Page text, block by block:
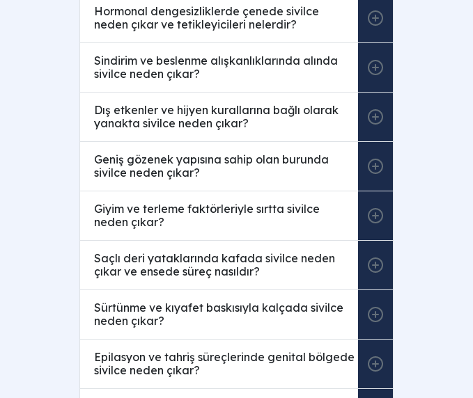
Hormonal dengesizliklerde çenede sivilce
neden çıkar ve tetikleyicileri nelerdir?
Sindirim ve beslenme alışkanlıklarında alında
sivilce neden çıkar?
Dış etkenler ve hijyen kurallarına bağlı olarak
yanakta sivilce neden çıkar?
Geniş gözenek yapısına sahip olan burunda
sivilce neden çıkar?
Giyim ve terleme faktörleriyle sırtta sivilce
neden çıkar?
Saçlı deri yataklarında kafada sivilce neden
çıkar ve ensede süreç nasıldır?
Sürtünme ve kıyafet baskısıyla kalçada sivilce
neden çıkar?
Epilasyon ve tahriş süreçlerinde genital bölgede
sivilce neden çıkar?